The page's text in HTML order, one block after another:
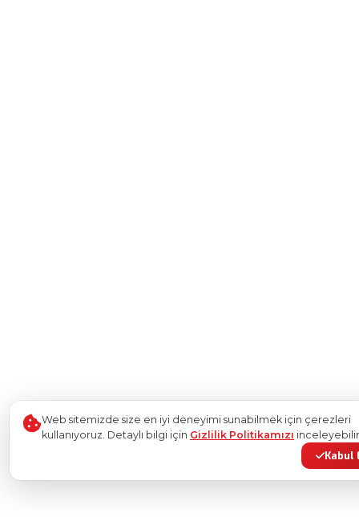
Web sitemizde size en iyi deneyimi sunabilmek için çerezleri
kullanıyoruz. Detaylı bilgi için Gizlilik Politikamızı
Kabul